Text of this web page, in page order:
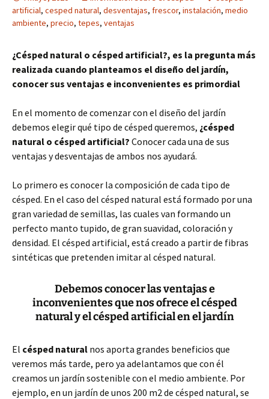
artificial, cesped natural, desventajas, frescor, instalación, medio
ambiente, precio, tepes, ventajas
¿Césped natural o césped artificial?, es la pregunta más
realizada cuando planteamos el diseño del jardín,
conocer sus ventajas e inconvenientes es primordial
En el momento de comenzar con el diseño del jardín
debemos elegir qué tipo de césped queremos, ¿césped
natural o césped artificial? Conocer cada una de sus
ventajas y desventajas de ambos nos ayudará.
Lo primero es conocer la composición de cada tipo de
césped. En el caso del césped natural está formado por una
gran variedad de semillas, las cuales van formando un
perfecto manto tupido, de gran suavidad, coloración y
densidad. El césped artificial, está creado a partir de fibras
sintéticas que pretenden imitar al césped natural.
Debemos conocer las ventajas e
inconvenientes que nos ofrece el césped
natural y el césped artificial en el jardín
El césped natural nos aporta grandes beneficios que
veremos más tarde, pero ya adelantamos que con él
creamos un jardín sostenible con el medio ambiente. Por
ejemplo, en un jardín de unos 200 m2 de césped natural, se